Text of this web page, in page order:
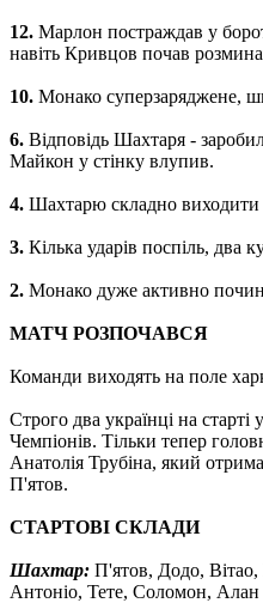
12. Марлон постраждав у
навіть Кривцов почав
10. Монако суперзаряджене,
6. Відповідь Шахтаря -
Майкон у стінку влупив.
4. Шахтарю складно виходити
3. Кілька ударів поспіль, два
2. Монако дуже активно
МАТЧ РОЗПОЧАВСЯ
Команди виходять на поле
Строго два українці на старті
Чемпіонів. Тільки тепер
Анатолія Трубіна, який
П'ятов.
СТАРТОВІ СКЛАДИ
Шахтар: П'ятов, Додо,
Антоніо, Тете, Соломон, Алан